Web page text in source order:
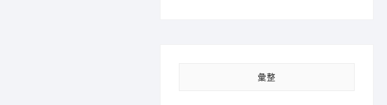
彙整